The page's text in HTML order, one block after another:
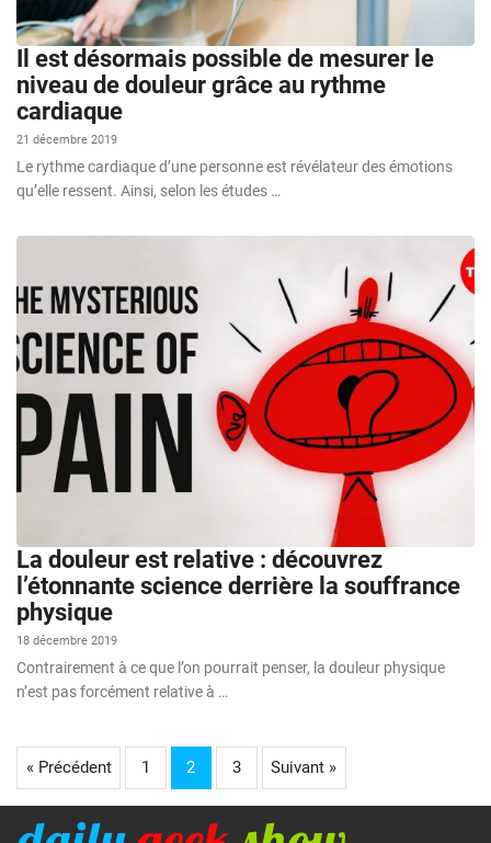
Il est désormais possible de mesurer le
niveau de douleur grâce au rythme
cardiaque
21 décembre 2019
Le rythme cardiaque d’une personne est révélateur des émotions
qu’elle ressent. Ainsi, selon les études …
La douleur est relative : découvrez
l’étonnante science derrière la souffrance
physique
18 décembre 2019
Contrairement à ce que l’on pourrait penser, la douleur physique
n’est pas forcément relative à …
« Précédent 1 2 3 Suivant »